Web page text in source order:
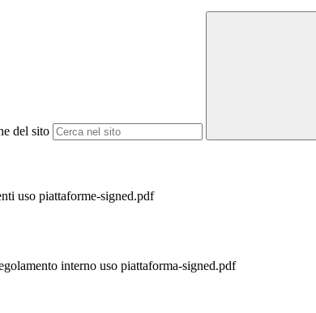
del sito
uso piattaforme-signed.pdf
interno uso piattaforma-signed.pdf